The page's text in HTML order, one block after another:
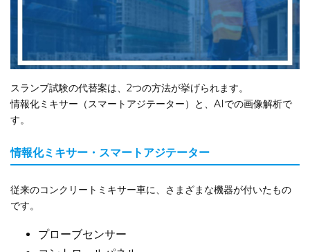
スランプ試験の代替案は、2つの方法が挙げられます。
情報化ミキサー（スマートアジテーター）と、AIでの画像解析で
す。
情報化ミキサー・スマートアジテーター
従来のコンクリートミキサー車に、さまざまな機器が付いたもの
です。
プローブセンサー